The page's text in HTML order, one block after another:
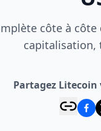
côte à
capitalisation,
Partagez Litecoin